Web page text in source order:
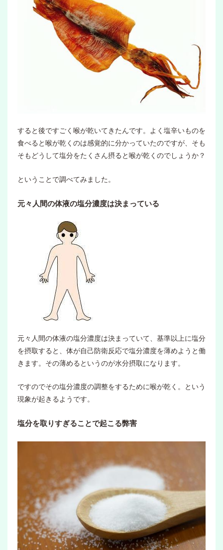
すると後ですごく喉が乾いてきたんです。よく塩辛いものを
食べると喉が乾くのは感覚的に分かっていたのですが、そも
そもどうして塩分をたくさん摂ると喉が乾くのでしょうか？
ということで調べてみました。
元々人間の体液の塩分濃度は決まっている
元々人間の体液の塩分濃度は決まっていて、基準以上に塩分
を摂取すると、体が自己防衛反応で塩分濃度を薄めようと働
きます。その薄めるというのが水分摂取になります。
ですのでその塩分濃度の調整をするために喉が乾く。という
現象が起きるようです。
塩分を取りすぎることで起こる弊害